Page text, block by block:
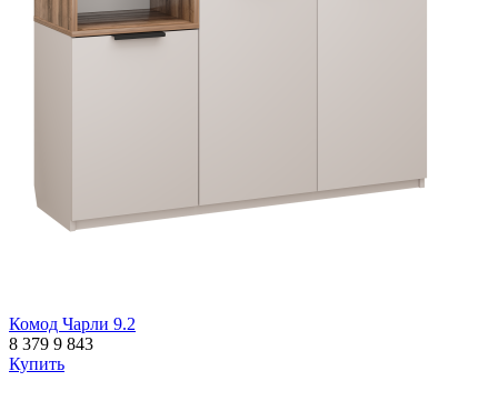
Комод Чарли 9.2
8 379 9 843
Купить